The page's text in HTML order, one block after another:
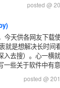
posted @
天供各网友下载
就是想解决长时间
入去搜）。心一
些关于软件中有
posted @